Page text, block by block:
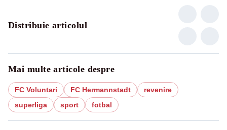
Distribuie articolul
Mai multe articole despre
FC Voluntari FC Hermannstadt
revenire
superliga
sport fotbal